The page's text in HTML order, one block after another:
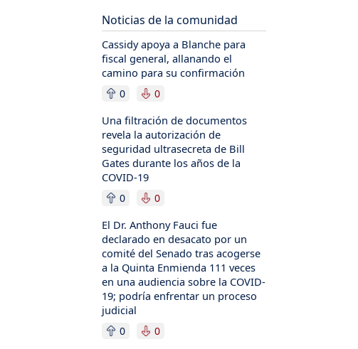
Noticias de la comunidad
Cassidy apoya a Blanche para
fiscal general, allanando el
camino para su confirmación
0 0
Una filtración de documentos
revela la autorización de
seguridad ultrasecreta de Bill
Gates durante los años de la
COVID-19
0 0
El Dr. Anthony Fauci fue
declarado en desacato por un
comité del Senado tras acogerse
a la Quinta Enmienda 111 veces
en una audiencia sobre la COVID-
19; podría enfrentar un proceso
judicial
0 0